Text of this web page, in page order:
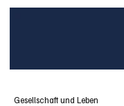
Gesellschaft und Leben